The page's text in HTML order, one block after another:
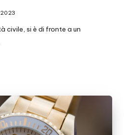
2023
civile, si è di fronte a un